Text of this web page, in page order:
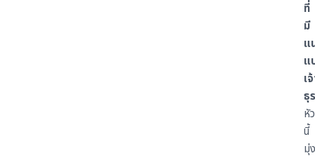
ที่
มี
แ
แ
เ
ธุ
หั
นี้
มุ่ง